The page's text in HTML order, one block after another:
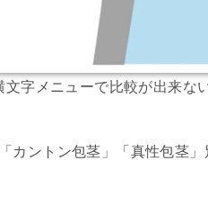
文字メニューで比較が出来な
カントン包茎」「真性包茎